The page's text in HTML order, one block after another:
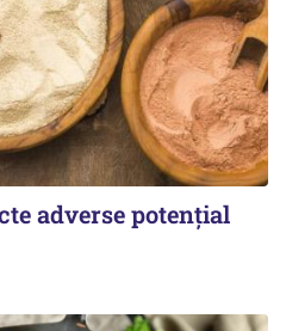
adverse potențial